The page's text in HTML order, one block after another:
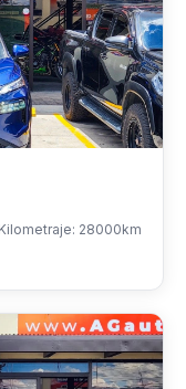
Kilometraje: 28000km